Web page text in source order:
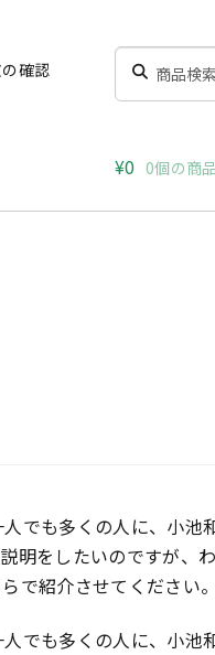
確認
検
対
検
¥0 0個の商品
でも多くの人に、小池
明をしたいのですが、
で紹介させてください。
でも多くの人に、小池